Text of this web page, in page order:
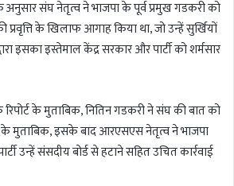
अनुसार संघ नेतृत्व ने भाजपा के पूर्व प्रमुख गडकरी को
के खिलाफ आगाह किया था, जो उन्हें सुर्खियों
इसका इस्तेमाल केंद्र सरकार और पार्टी को शर्मसार
के मुताबिक, नितिन गडकरी ने संघ की बात को
के मुताबिक, इसके बाद आरएसएस नेतृत्व ने भाजपा
उन्हें संसदीय बोर्ड से हटाने सहित उचित कार्रवाई